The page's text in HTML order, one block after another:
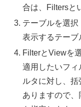
合は、Filtersと
テーブルを選択
表示するテーブ
FilterとViewを
適用したいフィ
ルタに対し、
ありますので、